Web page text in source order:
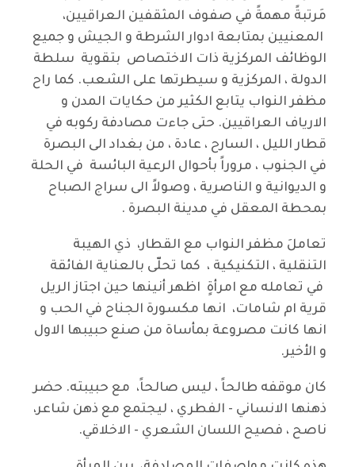
مَرتبةً مهمةً في صفوف المثقفين العراقيين،
المعنيين بمتابعة ادوار الشرطة و الجيش و جميع
الوظائف المركزية ذات الاختصاص بتقوية سلطة
الدولة ، المركزية و سيطرتها على الشعب. كما راح
مظفر النواب يتابع الكثير من حكايات المدن و
الارياف العراقيين. حتى جاءت مصادفة ركوبه في
قطار الليل ، السارح ، عادة ، من بغداد الى البصرة
في الجنوب ، مروراً بأحوال الرعية البائسة في الحلة
و الديوانية و الناصرية ، وصولاً الى سراج الصباح
بمحطة المعقل في مدينة البصرة .
تعاملَ مظفر النواب مع القطار، ذي الهيبة
التنقلية ، التكنيكية ، كما تحلّى بالعناية الفائقة
في تعامله مع امرأةٍ اظهر أنينها حين اجتاز الريل
قرية ام شامات، انها مكسورة الجناح في الحب و
انها كانت مصروعة بمأساة من صنع حبيبها الاول
و الأخير.
كان موقفه طالحاً ، ليس صالحاً، مع حبيبته. حضر
ذهنها الانساني - الفطري ، ليجتمع مع ذهن شاعر،
ناصح ، فصيح اللسان الشعري - الاخلاقي.